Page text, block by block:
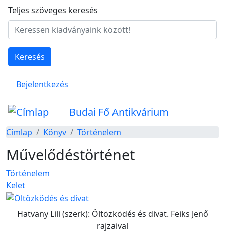
Ugrás a tartalomra
Teljes szöveges keresés
Keresés
Felhasználói fiók menüje
Bejelentkezés
Budai Fő Antikvárium
Címlap Könyv Történelem
Művelődéstörténet
Történelem
Kelet
Hatvany Lili (szerk): Öltözködés és divat. Feiks Jenő
rajzaival